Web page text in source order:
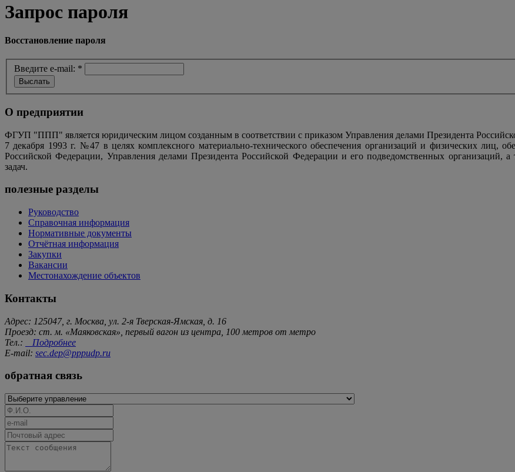
Запрос пароля
Восстановление пароля
Введите e-mail: *
О предприятии
ФГУП "ППП" является юридическим лицом созданным в соответствии с приказом Управления делами Президента
7 декабря 1993 г. №47 в целях комплексного материально-технического обеспечения организаций и физических лиц,
Российской Федерации, Управления делами Президента Российской Федерации и его подведомственных организаций,
задач.
полезные разделы
Руководство
Справочная информация
Нормативные документы
Отчётная информация
Закупки
Вакансии
Местонахождение объектов
Контакты
Адрес: 125047, г. Москва, ул. 2-я Тверская-Ямская, д. 16
Проезд: ст. м. «Маяковская», первый вагон из центра, 100 метров от метро
Тел.:
Подробнее
E-mail: sec.dep@pppudp.ru
обратная связь